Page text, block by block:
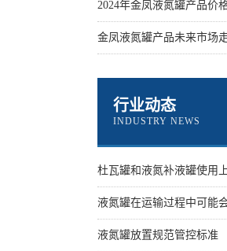
2024年金凤液氮罐产品价
金凤液氮罐产品未来市场
行业动态
INDUSTRY NEWS
杜瓦罐和液氮补液罐使用
液氮罐放置规范管控标准